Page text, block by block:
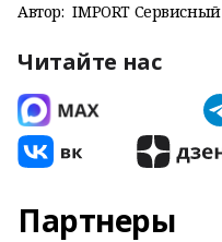
Автор: IMPORT Сервисный
Читайте нас
Партнеры